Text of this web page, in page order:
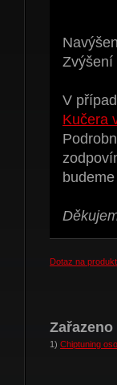
Zvýšení
V
Kučera
Dotaz na produkt
1) Chiptuning